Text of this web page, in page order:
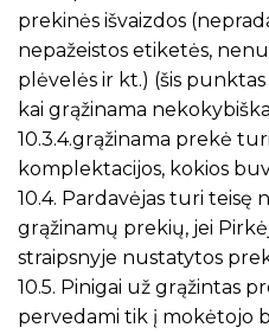
prekinės išvaizdos
nepažeistos etiketės,
plėvelės ir kt.) (šis
kai grąžinama
10.3.4.grąžinama prekė
komplektacijos, kokios
10.4. Pardavėjas turi teisę
grąžinamų prekių, jei
straipsnyje nustatytos
10.5. Pinigai už grąžintas
pervedami tik į mokėtojo